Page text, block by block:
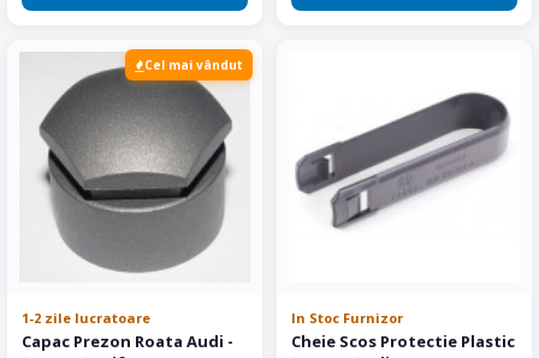
Cel mai vândut
1-2 zile lucratoare
Capac Prezon Roata Audi -
In Stoc Furnizor
Cheie Scos Protectie Plastic